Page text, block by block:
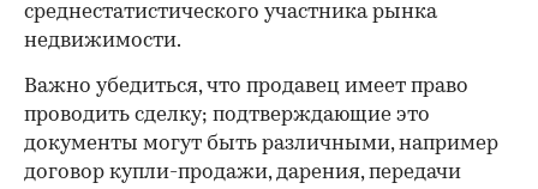
среднестатистического участника рынка
недвижимости.
Важно убедиться, что продавец имеет право
проводить сделку; подтверждающие это
документы могут быть различными, например
договор купли-продажи, дарения, передачи